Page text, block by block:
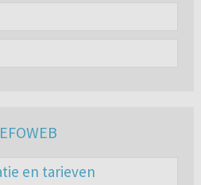
en tarieven